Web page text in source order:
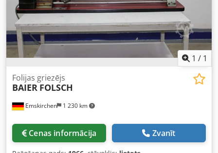
1 / 1
Emskirchen 1 230 km
Folijas griezējs
BAIER FOLSCH
Cenas informācija Zvanīt